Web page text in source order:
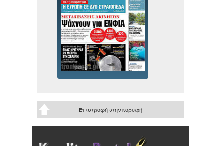
Επιστροφή στην κορυφή